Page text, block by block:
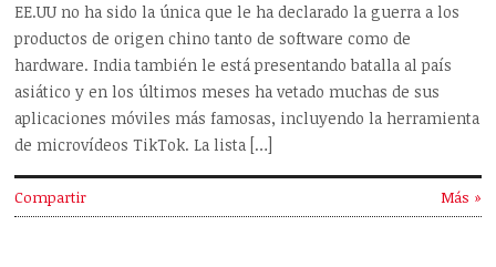
EE.UU no ha sido la única que le ha declarado la guerra a los
productos de origen chino tanto de software como de
hardware. India también le está presentando batalla al país
asiático y en los últimos meses ha vetado muchas de sus
aplicaciones móviles más famosas, incluyendo la herramienta
de microvídeos TikTok. La lista […]
Compartir Más »